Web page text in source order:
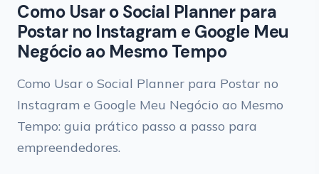
Como Usar o Social Planner para
Postar no Instagram e Google Meu
Negócio ao Mesmo Tempo
Como Usar o Social Planner para Postar no
Instagram e Google Meu Negócio ao Mesmo
Tempo: guia prático passo a passo para
empreendedores.